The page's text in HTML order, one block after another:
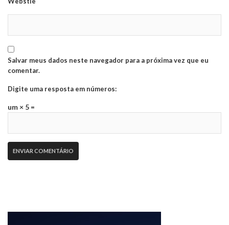
Salvar meus dados neste navegador para a próxima vez que eu
comentar.
Digite uma resposta em números:
um × 5 =